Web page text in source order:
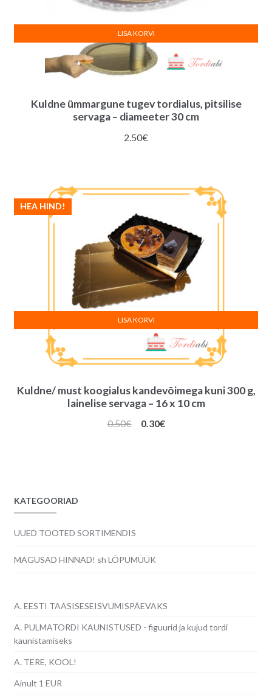
Kuldne ümmargune tugev tordialus, pitsilise
servaga – diameeter 30 cm
2.50€
LISA KORVI
Kuldne/ must koogialus kandevõimega kuni 300 g,
lainelise servaga – 16 x 10 cm
HEA HIND!
0.50€
Algne
0.30€Praegune
LISA KORVI
KATEGOORIAD
UUED TOOTED SORTIMENDIS
MAGUSAD HINNAD! sh LÕPUMÜÜK
A. EESTI TAASISESEISVUMISPÄEVAKS
A. PULMATORDI KAUNISTUSED - figuurid ja kujud tordi
kaunistamiseks
A. TERE, KOOL!
Ainult 1 EUR